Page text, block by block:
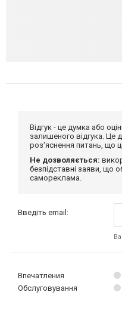
Відгук - це думка або
залишеного відгука. Це
роз'яснення питань, що
Не дозволяється:
безпідставні заяви, що
самореклама.
Введіть email:
Впечатления
Обслуговування